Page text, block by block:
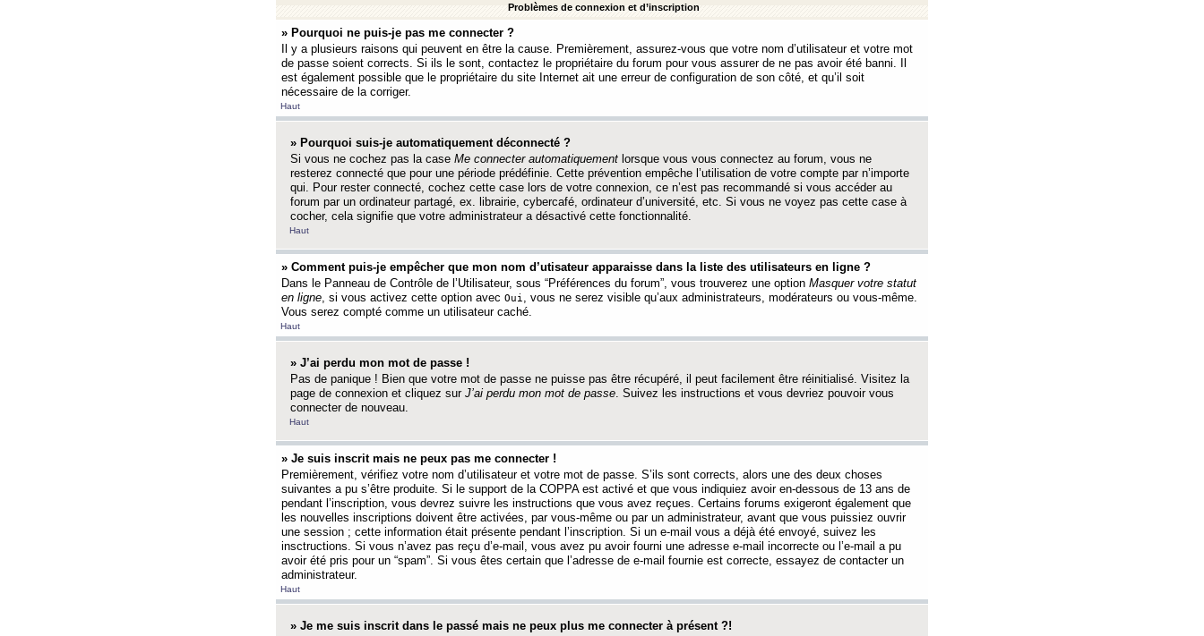
Problèmes de connexion et d’inscription
» Pourquoi ne puis-je pas me connecter ?
Il y a plusieurs raisons qui peuvent en être la cause. Premièrement, assurez-vous que votre nom d’utilisateur et votre mot
de passe soient corrects. Si ils le sont, contactez le propriétaire du forum pour vous assurer de ne pas avoir été banni. Il
est également possible que le propriétaire du site Internet ait une erreur de configuration de son côté, et qu’il soit
nécessaire de la corriger.
Haut
» Pourquoi suis-je automatiquement déconnecté ?
Si vous ne cochez pas la case Me connecter automatiquement lorsque vous vous connectez au forum, vous ne
resterez connecté que pour une période prédéfinie. Cette prévention empêche l’utilisation de votre compte par n’importe
qui. Pour rester connecté, cochez cette case lors de votre connexion, ce n’est pas recommandé si vous accéder au
forum par un ordinateur partagé, ex. librairie, cybercafé, ordinateur d’université, etc. Si vous ne voyez pas cette case à
cocher, cela signifie que votre administrateur a désactivé cette fonctionnalité.
Haut
» Comment puis-je empêcher que mon nom d’utisateur apparaisse dans la liste des utilisateurs en ligne ?
Dans le Panneau de Contrôle de l’Utilisateur, sous “Préférences du forum”, vous trouverez une option Masquer votre statut
en ligne, si vous activez cette option avec Oui , vous ne serez visible qu’aux administrateurs, modérateurs ou vous-même.
Vous serez compté comme un utilisateur caché.
Haut
» J’ai perdu mon mot de passe !
Pas de panique ! Bien que votre mot de passe ne puisse pas être récupéré, il peut facilement être réinitialisé. Visitez la
page de connexion et cliquez sur J’ai perdu mon mot de passe. Suivez les instructions et vous devriez pouvoir vous
connecter de nouveau.
Haut
» Je suis inscrit mais ne peux pas me connecter !
Premièrement, vérifiez votre nom d’utilisateur et votre mot de passe. S’ils sont corrects, alors une des deux choses
suivantes a pu s’être produite. Si le support de la COPPA est activé et que vous indiquiez avoir en-dessous de 13 ans de
pendant l’inscription, vous devrez suivre les instructions que vous avez reçues. Certains forums exigeront également que
les nouvelles inscriptions doivent être activées, par vous-même ou par un administrateur, avant que vous puissiez ouvrir
une session ; cette information était présente pendant l’inscription. Si un e-mail vous a déjà été envoyé, suivez les
insctructions. Si vous n’avez pas reçu d’e-mail, vous avez pu avoir fourni une adresse e-mail incorrecte ou l’e-mail a pu
avoir été pris pour un “spam”. Si vous êtes certain que l’adresse de e-mail fournie est correcte, essayez de contacter un
administrateur.
Haut
» Je me suis inscrit dans le passé mais ne peux plus me connecter à présent ?!